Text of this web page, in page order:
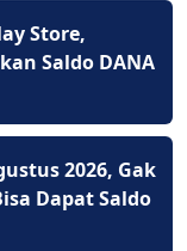
Store,
Saldo DANA
2026, Gak
Dapat Saldo